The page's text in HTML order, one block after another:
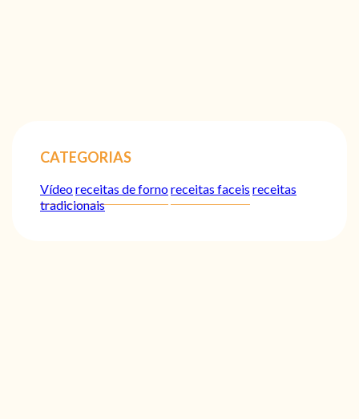
CATEGORIAS
Vídeoreceitas de fornoreceitas faceis receitas
tradicionais